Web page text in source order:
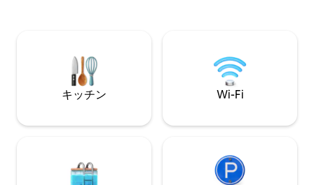
売上税と所得税は
払います）
キッチン Wi-Fi